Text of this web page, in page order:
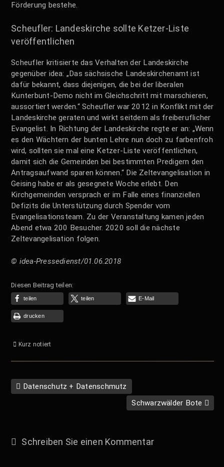
Förderung bestehe.
Scheufler: Landeskirche sollte Ketzer-Liste
veröffentlichen
Scheufler kritisierte das Verhalten der Landeskirche
gegenüber idea: „Das sächsische Landeskirchenamt ist
dafür bekannt, dass diejenigen, die bei der liberalen
Kunterbunt-Demo nicht im Gleichschritt mit marschieren,
aussortiert werden.“ Scheufler war 2012 in Konflikt mit der
Landeskirche geraten und wirkt seitdem als freiberuflicher
Evangelist. In Richtung der Landeskirche regte er an: „Wenn
es den Wächtern der bunten Lehre nun doch zu farbenfroh
wird, sollten sie mal eine Ketzer-Liste veröffentlichen,
damit sich die Gemeinden bei bestimmten Predigern den
Antragsaufwand sparen können.“ Die Zeltevangelisation in
Geising habe er als gesegnete Woche erlebt. Den
Kirchgemeinden versprach er im Falle eines finanziellen
Defizits die Unterstützung durch Spender vom
Evangelisationsteam. Zu der Veranstaltung kamen jeden
Abend etwa 200 Besucher. 2020 soll die nächste
Zeltevangelisation folgen.
© idea-Pressedienst/01.06.2018
Diesen Beitrag teilen:
teilen teilen E-Mail
drucken
Kurz notiert
Datenschutz + Datenschmutz
Schwarzwälder Bote
Schreiben Sie einen Kommentar